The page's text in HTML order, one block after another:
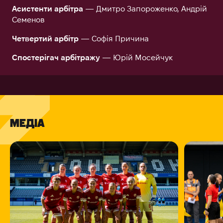
Асистенти арбітра — Дмитро Запороженко, Андрій
Семенов
Четвертий арбітр — Софія Причина
Спостерігач арбітражу — Юрій Мосейчук
МЕДІА